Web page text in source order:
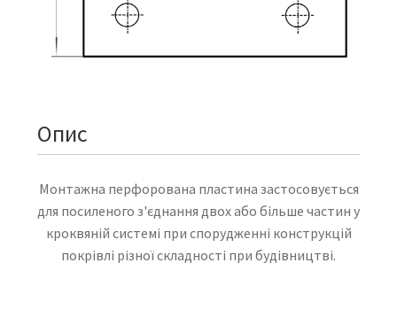
Опис
Монтажна перфорована пластина застосовується
для посиленого з'єднання двох або більше частин у
кроквяній системі при спорудженні конструкцій
покрівлі різної складності при будівництві.